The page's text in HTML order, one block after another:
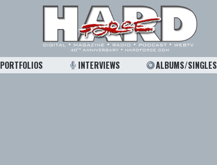
PORTFOLIOS INTERVIEWS ALBUMS/SINGLES